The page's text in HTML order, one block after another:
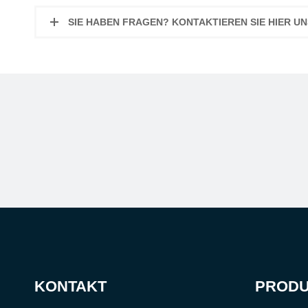
SIE HABEN FRAGEN? KONTAKTIEREN SIE HIER
KONTAKT